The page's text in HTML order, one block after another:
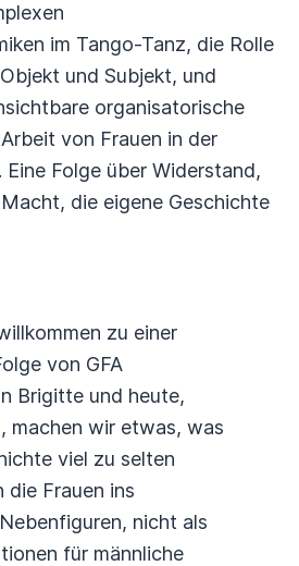
im Tango-Tanz, die Rolle
und Subjekt, und
organisatorische
von Frauen in der
Folge über Widerstand,
die eigene Geschichte
zu einer
von GFA
Brigitte und heute,
machen wir etwas, was
viel zu selten
die Frauen ins
nicht als
für männliche